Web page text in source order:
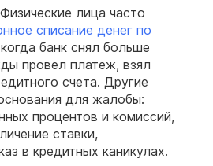
Физические лица часто
списание денег по
банк снял больше
провел платеж, взял
счета. Другие
для жалобы:
процентов и комиссий,
ставки,
в кредитных каникулах.